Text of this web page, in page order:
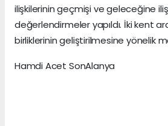
ilişkilerinin geçmişi ve geleceğine
değerlendirmeler yapıldı. İki kent
birliklerinin geliştirilmesine yönelik
Hamdi Acet SonAlanya